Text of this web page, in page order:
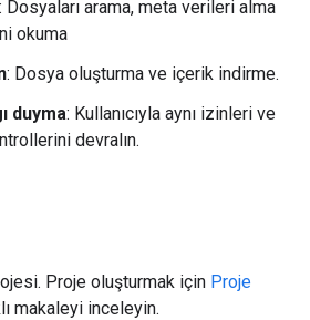
: Dosyaları arama, meta verileri alma
okuma
: Dosya oluşturma ve içerik indirme.
duyma: Kullanıcıyla aynı izinleri ve
devralın.
Proje oluşturmak için Proje
makaleyi inceleyin.